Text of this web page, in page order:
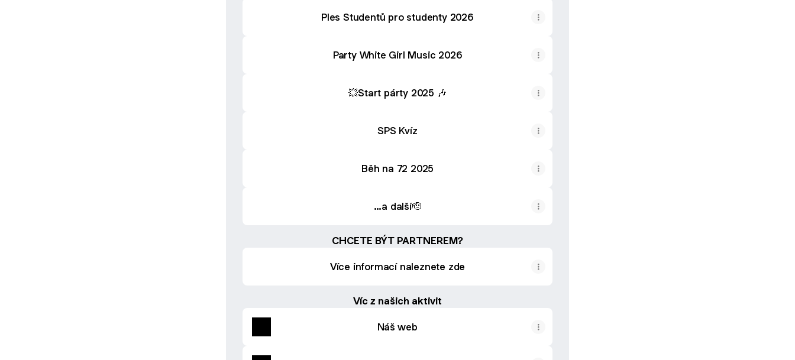
Ples Studentů pro studenty 2026
Party White Girl Music 2026
💥Start párty 2025 🎶
SPS Kvíz
Běh na 72 2025
…a další🫡
CHCETE BÝT PARTNEREM?
Více informací naleznete zde
Víc z našich aktivit
Náš web